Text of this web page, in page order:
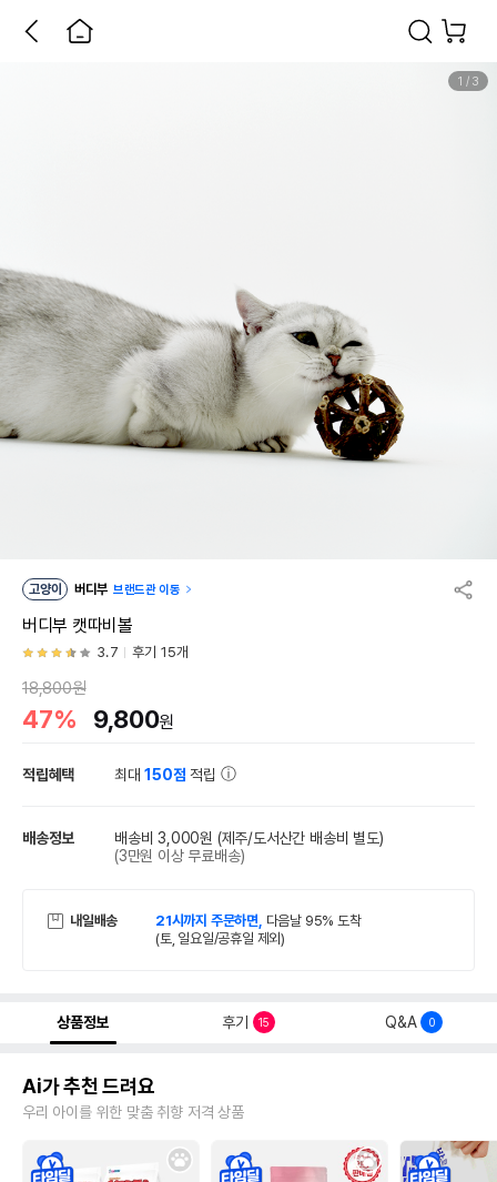
1 / 3
고양이 버디부 브랜드관 이동
버디부 캣따비볼
3.7 후기 15개
18,800원
47% 9,800원
적립혜택 최대150점 적립
배송정보 배송비 3,000원 (제주/도서산간 배송비 별도)
(3만원 이상 무료배송)
내일배송 21시까지 주문하면, 다음날 95% 도착
(토, 일요일/공휴일 제외)
상품정보 후기 15 Q&A 0
Ai가 추천 드려요
우리 아이를 위한 맞춤 취향 저격 상품